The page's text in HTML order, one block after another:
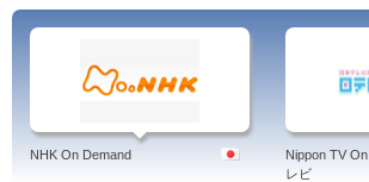
NHK On Demand
Nippon TV
レビ